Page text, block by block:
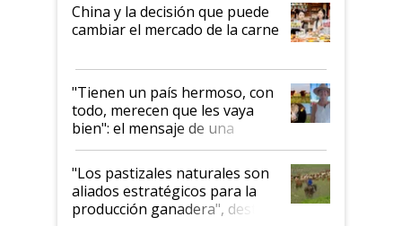
China y la decisión que puede
cambiar el mercado de la carne
"Tienen un país hermoso, con
todo, merecen que les vaya
bien": el mensaje de una
ganadera uruguaya sobre las
oportunidades que se abren
para el agro en Argentina, con
foco en la carne
"Los pastizales naturales son
aliados estratégicos para la
producción ganadera", destaca